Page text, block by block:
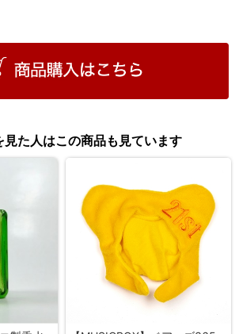
見た人はこの商品も見ています